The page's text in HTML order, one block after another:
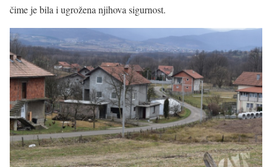
čime je bila i ugrožena njihova sigurnost.